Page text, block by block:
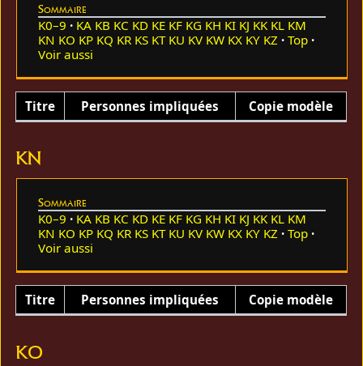
Sommaire
K0–9 KA KB KC KD KE KF KG KH KI KJ KK KL KM
KN KO KP KQ KR KS KT KU KV KW KX KY KZ
Top
Voir aussi
Titre Personnes impliquées Copie modèle
KN
Sommaire
K0–9 KA KB KC KD KE KF KG KH KI KJ KK KL KM
KN KO KP KQ KR KS KT KU KV KW KX KY KZ
Top
Voir aussi
Titre Personnes impliquées Copie modèle
KO